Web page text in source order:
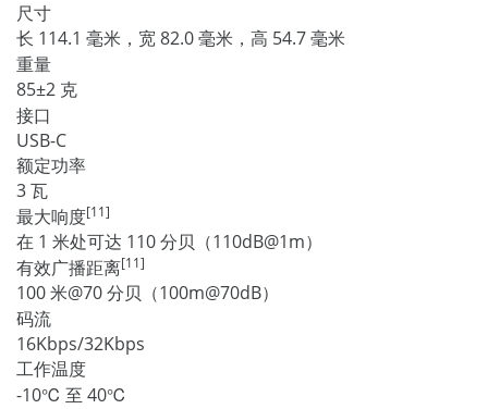
尺寸
长 114.1 毫米，宽 82.0 毫米，高 54.7 毫米
重量
85±2 克
接口
USB-C
额定功率
3 瓦
最大响度[11]
在 1 米处可达 110 分贝（110dB@1m）
有效广播距离[11]
100 米@70 分贝（100m@70dB）
码流
16Kbps/32Kbps
工作温度
-10℃ 至 40℃